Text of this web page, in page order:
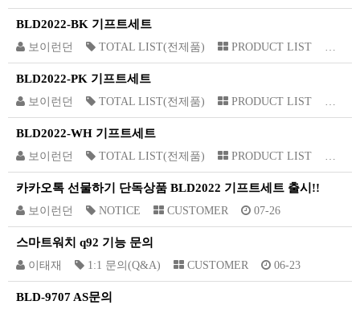
BLD2022-BK 기프트세트
보이런던 TOTAL LIST(전제품) PRODUCT LIST 07-
BLD2022-PK 기프트세트
보이런던 TOTAL LIST(전제품) PRODUCT LIST 07-
BLD2022-WH 기프트세트
보이런던 TOTAL LIST(전제품) PRODUCT LIST 07-
카카오톡 선물하기 단독상품 BLD2022 기프트세트 출시!!
보이런던 NOTICE CUSTOMER 07-26
스마트워치 q92 기능 문의
이태재 1:1 문의(Q&A) CUSTOMER 06-23
BLD-9707 AS문의